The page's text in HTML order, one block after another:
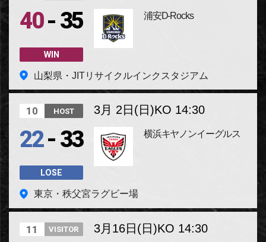
40- 35
WIN
浦安D-Rocks
山梨県・JITリサイクルインクスタジアム
10 HOST 3月 2日(日)KO 14:30
22- 33
LOSE
横浜キヤノンイーグルス
東京・秩父宮ラグビー場
11 VISITOR 3月16日(日)KO 14:30